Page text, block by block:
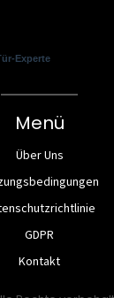
Menü
Über Uns
GDPR
Kontakt